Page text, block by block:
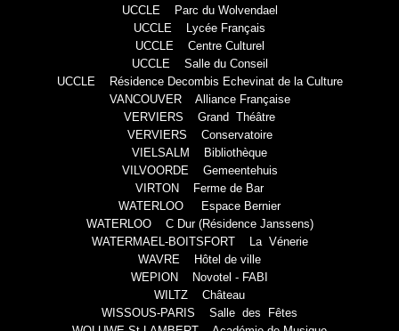
UCCLE Parc du Wolvendael
UCCLE Lycée Français
UCCLE Centre Culturel
UCCLE Salle du Conseil
UCCLE Résidence Decombis Echevinat de la Culture
VANCOUVER Alliance Française
VERVIERS Grand Théâtre
VERVIERS Conservatoire
VIELSALM Bibliothèque
VILVOORDE Gemeentehuis
VIRTON Ferme de Bar
WATERLOO Espace Bernier
WATERLOO C Dur (Résidence Janssens)
WATERMAEL-BOITSFORT La Vénerie
WAVRE Hôtel de ville
WEPION Novotel - FABI
WILTZ Château
WISSOUS-PARIS Salle des Fêtes